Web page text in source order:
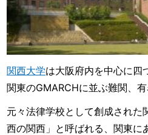
関西大学は大阪府内を中心に四
関東のGMARCHに並ぶ難関、有
元々法律学校として創成された
西の関西」と呼ばれる、関東に